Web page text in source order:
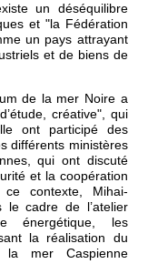
un déséquilibre
et "la Fédération
un pays attrayant
et de biens de
de la mer Noire a
créative", qui
ont participé des
différents ministères
qui ont discuté
et la coopération
contexte, Mihai-
le cadre de l’atelier
énergétique, les
la réalisation du
la mer Caspienne